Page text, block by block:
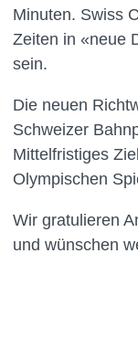
Minuten. Swiss
Zeiten in «neue
sein.
Die neuen
Schweizer
Mittelfristiges
Olympischen
Wir gratulieren
und wünschen